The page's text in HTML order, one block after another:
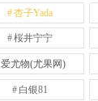
杏子Yada
桜井宁宁
爱尤物(尤果网)
白银81